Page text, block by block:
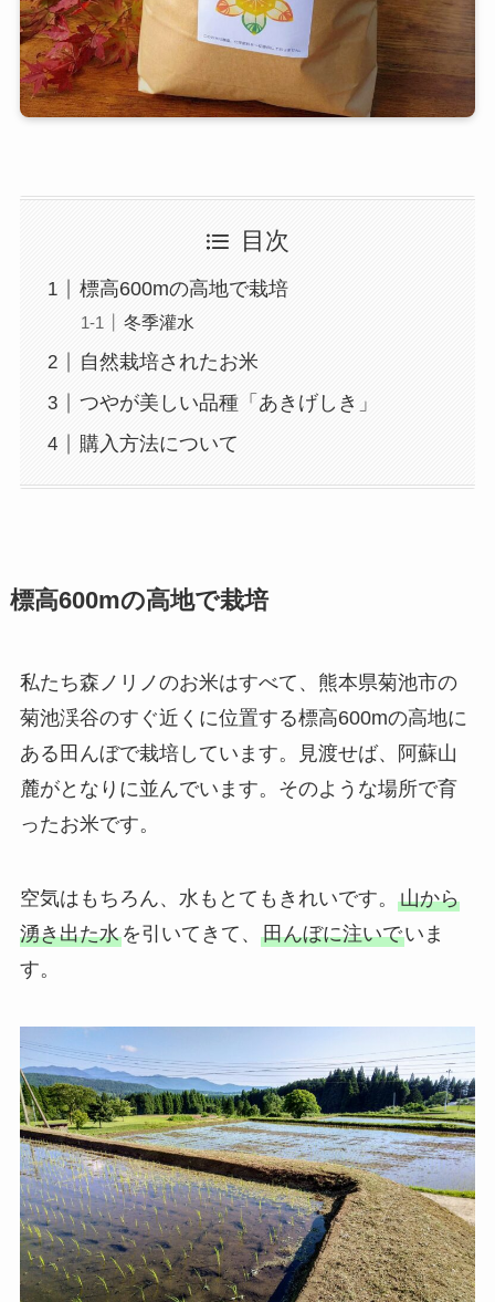
目次
標高600mの高地で栽培
冬季灌水
自然栽培されたお米
つやが美しい品種「あきげしき」
購入方法について
標高600mの高地で栽培
私たち森ノリノのお米はすべて、熊本県菊池市の
菊池渓谷のすぐ近くに位置する標高600mの高地に
ある田んぼで栽培しています。見渡せば、阿蘇山
麓がとなりに並んでいます。そのような場所で育
ったお米です。
空気はもちろん、水もとてもきれいです。 山から
湧き出た水を引いてきて、 田んぼに注いでいま
す。